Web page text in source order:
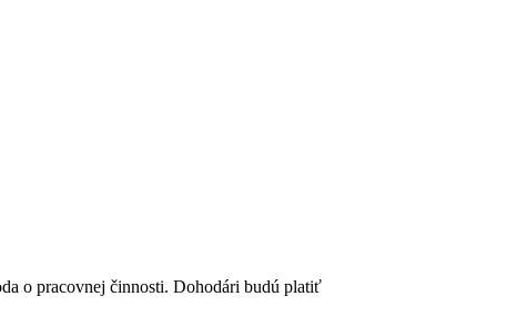
o pracovnej činnosti. Dohodári budú platiť